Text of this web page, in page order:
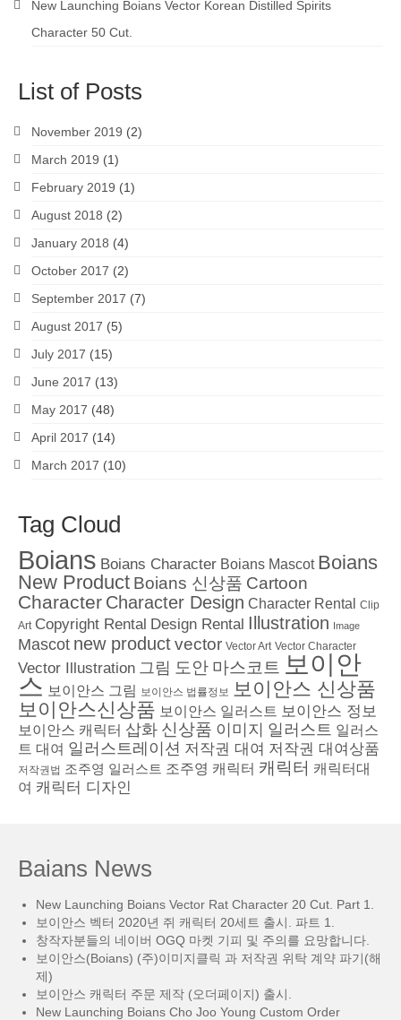
New Launching Boians Vector Korean Distilled Spirits
Character 50 Cut.
List of Posts
November 2019 (2)
March 2019 (1)
February 2019 (1)
August 2018 (2)
January 2018 (4)
October 2017 (2)
September 2017 (7)
August 2017 (5)
July 2017 (15)
June 2017 (13)
May 2017 (48)
April 2017 (14)
March 2017 (10)
Tag Cloud
Boians Boians Character Boians Mascot Boians
New Product Boians 신상품 Cartoon
Character Character Design Character Rental
Clip
Art Copyright Rental Design Rental Illustration Image
Mascot new productvector Vector Art Vector Character
Vector Illustration 그림 도안 마스코트 보이안
스 보이안스 그림 보이안스 법률정보 보이안스 신상품
보이안스신상품 보이안스 일러스트 보이안스 정보
보이안스 캐릭터 삽화 신상품 이미지 일러스트 일러스
트 대여 일러스트레이션 저작권 대여 저작권 대여상품
저작권법 조주영 일러스트 조주영 캐릭터 캐릭터 캐릭터대
여 캐릭터 디자인
Baians News
New Launching Boians Vector Rat Character 20 Cut. Part 1.
보이안스 벡터 2020년 쥐 캐릭터 20세트 출시. 파트 1.
창작자분들의 네이버 OGQ 마켓 기피 및 주의를 요망합니다.
보이안스(Boians) (주)이미지클릭 과 저작권 위탁 계약 파기(해
제)
보이안스 캐릭터 주문 제작 (오더페이지) 출시.
New Launching Boians Cho Joo Young Custom Order